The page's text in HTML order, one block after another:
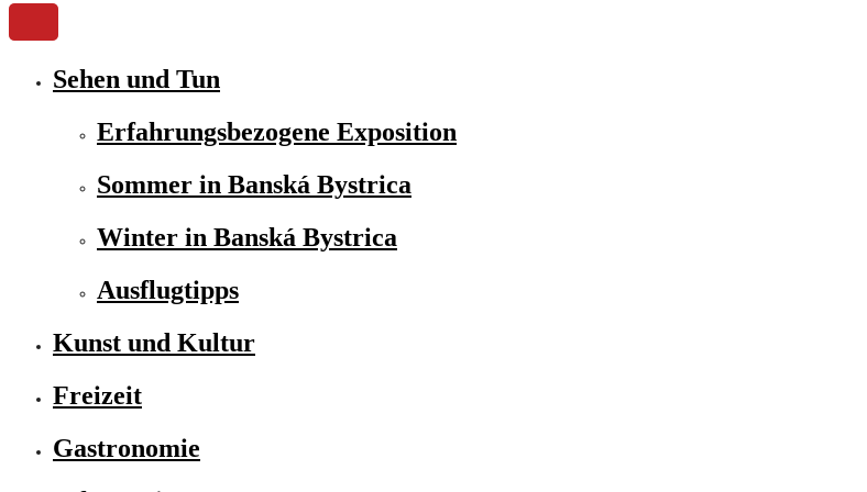
Sehen und Tun
Erfahrungsbezogene Exposition
Sommer in Banská Bystrica
Winter in Banská Bystrica
Ausflugtipps
Kunst und Kultur
Freizeit
Gastronomie